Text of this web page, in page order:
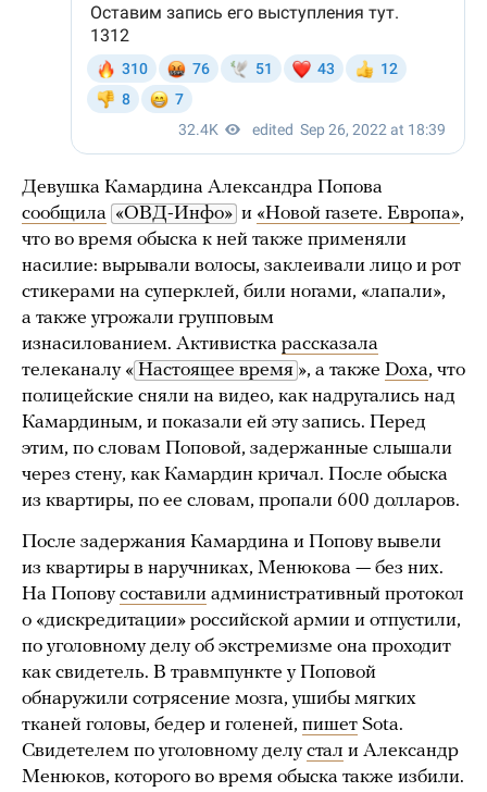
Девушка Камардина Александра Попова
сообщила «ОВД-Инфо» и «Новой газете. Европа»,
что во время обыска к ней также применяли
насилие: вырывали волосы, заклеивали лицо и рот
стикерами на суперклей, били ногами, «лапали»,
а также угрожали групповым
изнасилованием. Активистка рассказала
телеканалу « Настоящее время », а также Doxa, что
полицейские сняли на видео, как надругались над
Камардиным, и показали ей эту запись. Перед
этим, по словам Поповой, задержанные слышали
через стену, как Камардин кричал. После обыска
из квартиры, по ее словам, пропали 600 долларов.
После задержания Камардина и Попову вывели
из квартиры в наручниках, Менюкова — без них.
На Поповусоставили административный протокол
о «дискредитации» российской армии и отпустили,
по уголовному делу об экстремизме она проходит
как свидетель. В травмпункте у Поповой
обнаружили сотрясение мозга, ушибы мягких
тканей головы, бедер и голеней, пишет Sota.
Свидетелем по уголовному делустал и Александр
Менюков, которого во время обыска также избили.